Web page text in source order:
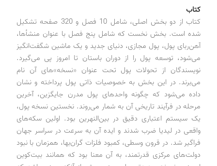
کتاب
کتاب از دو بخش اصلی، شامل 10 فصل و 320 صفحه تشکیل
شده است. بخش نخست که شامل پنج فصل با عنوان منشأها،
آهن‌ربای پول، پول مجازی، دنیای جدید و یک ماشین شگفت‌انگیز
می‌شود، توسعه پول را از دوران باستان تا امروز پی می‌گیرد.
نویسندگان از تحولات پول تحت عنوان «نسخه»های آن نام
می‌برند. در این بخش به خصوصیات ذاتی پول پرداخته و نشان
داده می‌شود که چگونه واحدهای پول مدرن جایگزین، آخرین
مرحله در فرآیند تاریخی آن به شمار می‌روند. نخستین نسخه پول،
یک سیستم اعتباری دقیق در بین‌النهرین بود. اولین سکه‌های
واقعی در لیدیا ضرب شدند و ایده آن به سرعت در سراسر جهان
فراگیر شد. در قرون وسطی، کمبود فلزات گران‌بها، همزمان با نبود
دولت‌های مرکزی قدرتمند، به آن معنا بود که همانند بیت‌کوین